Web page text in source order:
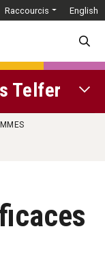
Raccourcis English
Telfer